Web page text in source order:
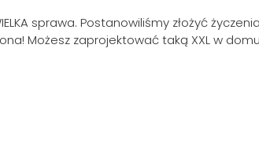
sprawa. Postanowiliśmy złożyć
Możesz zaprojektować taką XXL w